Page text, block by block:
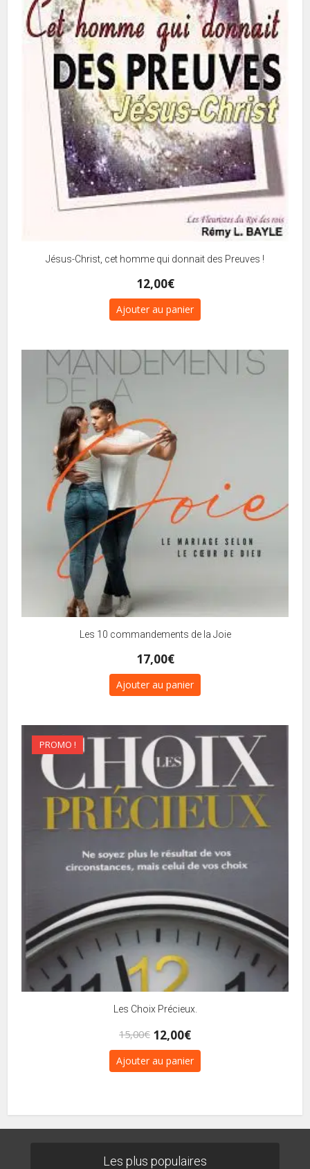
Jésus-Christ, cet homme qui donnait des Preuves !
12,00€
Ajouter au panier
Les 10 commandements de la Joie
17,00€
Ajouter au panier
PROMO !
Les Choix Précieux.
15,00€ Le
prix
initial
12,00€Le
prix
actuel
Ajouter au panier
Les plus populaires